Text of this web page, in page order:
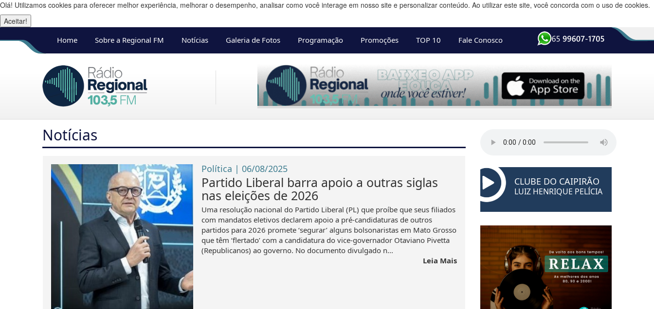
Olá! Utilizamos cookies para oferecer melhor experiência, melhorar o desempenho, analisar como você interage em nosso site e personalizar conteúdo. Ao utilizar este site, você concorda com o uso de cookies.
Aceitar!
Home
Sobre a Regional FM Notícias Galeria de Fotos Programação Promoções TOP 10 Fale Conosco
Notícias
Política | 06/08/2025
Partido Liberal barra apoio a outras siglas
nas eleições de 2026
Uma resolução nacional do Partido Liberal (PL) que proíbe que seus filiados
com mandatos eletivos declarem apoio a pré-candidaturas de outros
partidos para 2026 promete ‘segurar’ alguns bolsonaristas em Mato Grosso
que têm ‘flertado’ com a candidatura do vice-governador Otaviano Pivetta
(Republicanos) ao governo. No documento divulgado n...
Leia Mais
CLUBE DO CAIPIRÃO
LUIZ HENRIQUE PELÍCIA